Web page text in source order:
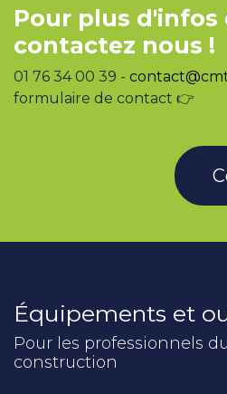
Pour plus d'infos
contactez nous !
01 76 34 00 39 -
formulaire de contact 👉
Équipements et
Pour les professionnels
construction